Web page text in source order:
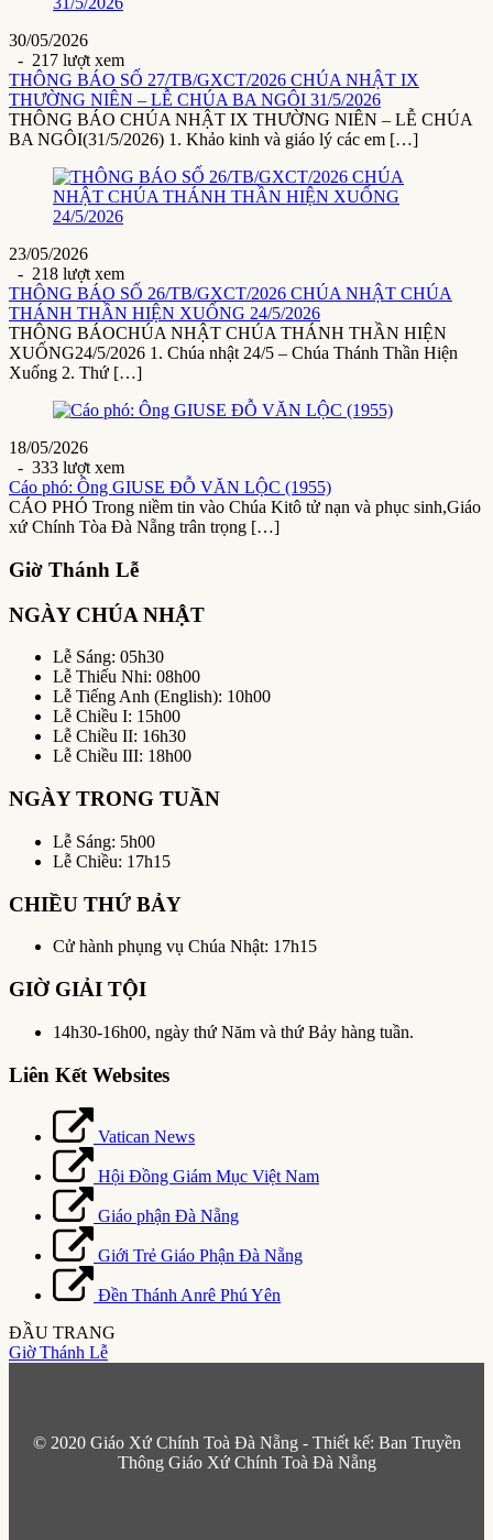
30/05/2026
- 217 lượt xem
THÔNG BÁO SỐ 27/TB/GXCT/2026 CHÚA NHẬT IX
THƯỜNG NIÊN – LỄ CHÚA BA NGÔI 31/5/2026
THÔNG BÁO CHÚA NHẬT IX THƯỜNG NIÊN – LỄ CHÚA
BA NGÔI(31/5/2026) 1. Khảo kinh và giáo lý các em […]
23/05/2026
- 218 lượt xem
THÔNG BÁO SỐ 26/TB/GXCT/2026 CHÚA NHẬT CHÚA
THÁNH THẦN HIỆN XUỐNG 24/5/2026
THÔNG BÁOCHÚA NHẬT CHÚA THÁNH THẦN HIỆN
XUỐNG24/5/2026 1. Chúa nhật 24/5 – Chúa Thánh Thần Hiện
Xuống 2. Thứ […]
18/05/2026
- 333 lượt xem
Cáo phó: Ông GIUSE ĐỖ VĂN LỘC (1955)
CÁO PHÓ Trong niềm tin vào Chúa Kitô tử nạn và phục sinh,Giáo
xứ Chính Tòa Đà Nẵng trân trọng […]
Giờ Thánh Lễ
NGÀY CHÚA NHẬT
Lễ Sáng: 05h30
Lễ Thiếu Nhi: 08h00
Lễ Tiếng Anh (English): 10h00
Lễ Chiều I: 15h00
Lễ Chiều II: 16h30
Lễ Chiều III: 18h00
NGÀY TRONG TUẦN
Lễ Sáng: 5h00
Lễ Chiều: 17h15
CHIỀU THỨ BẢY
Cử hành phụng vụ Chúa Nhật: 17h15
GIỜ GIẢI TỘI
14h30-16h00, ngày thứ Năm và thứ Bảy hàng tuần.
Liên Kết Websites
Vatican News
Hội Đồng Giám Mục Việt Nam
Giáo phận Đà Nẵng
Giới Trẻ Giáo Phận Đà Nẵng
Đền Thánh Anrê Phú Yên
ĐẦU TRANG
Giờ Thánh Lễ
© 2020 Giáo Xứ Chính Toà Đà Nẵng - Thiết kế: Ban Truyền
Thông Giáo Xứ Chính Toà Đà Nẵng